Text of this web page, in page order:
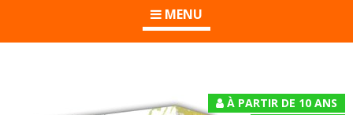
MENU
À PARTIR DE 10 ANS